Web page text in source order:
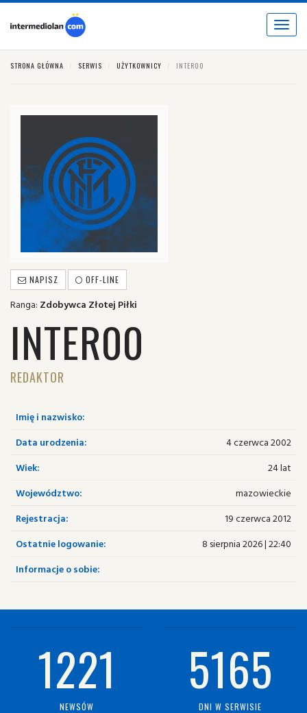
Toggle
STRONA GŁÓWNA SERWIS UŻYTKOWNICY INTER00
NAPISZ OFF-LINE
Ranga: Zdobywca Złotej Piłki
INTER00
REDAKTOR
Imię i nazwisko:
Data urodzenia:
4 czerwca 2002
Wiek:
24 lat
Województwo:
mazowieckie
Rejestracja:
19 czerwca 2012
Ostatnie logowanie:
8 sierpnia 2026 | 22:40
Informacje o sobie:
1221
NEWSÓW
5165
DNI W SERWISIE